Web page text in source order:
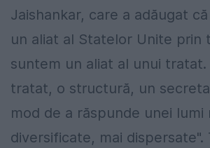
Jaishankar, care a adăugat
un aliat al Statelor Unite prin
suntem un aliat al unui tratat.
tratat, o structură, un
mod de a răspunde unei lumi
diversificate, mai dispersate".